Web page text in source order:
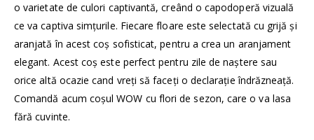
o varietate de culori captivantă, creând o capodoperă vizuală
ce va captiva simțurile. Fiecare floare este selectată cu grijă şi
aranjată în acest coș sofisticat, pentru a crea un aranjament
elegant. Acest coș este perfect pentru zile de naștere sau
orice altă ocazie cand vreți să faceți o declarație îndrăzneaţă.
Comandă acum coşul WOW cu flori de sezon, care o va lasa
fără cuvinte.